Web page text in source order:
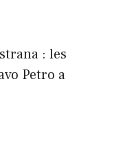
: les
Petro a